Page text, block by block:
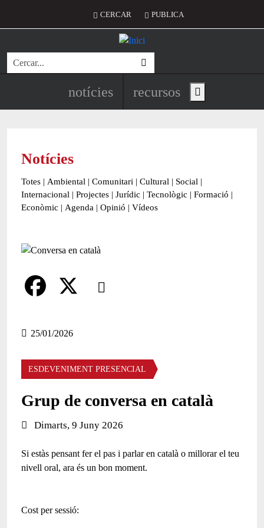
Menú del compte d'usuari
CERCAR PUBLICA
Cerca
Navegació principal de
notícies recursos Show main menu
Notícies
Totes | Ambiental | Comunitari | Cultural | Social |
Internacional | Projectes | Jurídic | Tecnològic | Formació |
Econòmic | Agenda | Opinió | Vídeos
Comparteix
a
b
k
25/01/2026
ESDEVENIMENT PRESENCIAL
Grup de conversa en català
Data de l'esdeveniment:
Dimarts, 9 Juny 2026
Si estàs pensant fer el pas i parlar en català o millorar el teu
nivell oral, ara és un bon moment.
Cost per sessió: